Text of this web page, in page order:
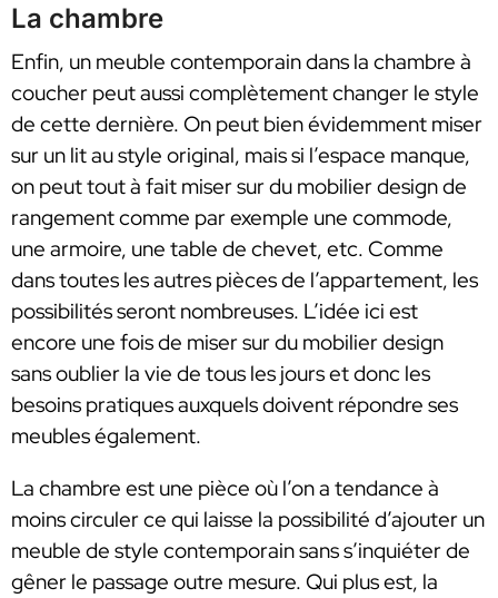
La chambre
Enfin, un meuble contemporain dans la chambre à
coucher peut aussi complètement changer le style
de cette dernière. On peut bien évidemment miser
sur un lit au style original, mais si l’espace manque,
on peut tout à fait miser sur du mobilier design de
rangement comme par exemple une commode,
une armoire, une table de chevet, etc. Comme
dans toutes les autres pièces de l’appartement, les
possibilités seront nombreuses. L’idée ici est
encore une fois de miser sur du mobilier design
sans oublier la vie de tous les jours et donc les
besoins pratiques auxquels doivent répondre ses
meubles également.
La chambre est une pièce où l’on a tendance à
moins circuler ce qui laisse la possibilité d’ajouter un
meuble de style contemporain sans s’inquiéter de
gêner le passage outre mesure. Qui plus est, la